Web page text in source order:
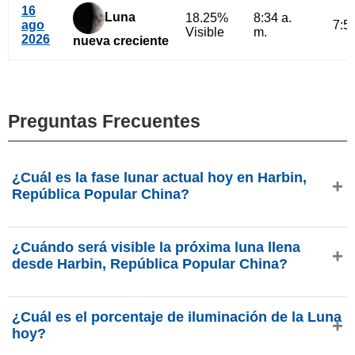
16
ago
2026
Luna
nueva creciente
18.25%
Visible
8:34 a.
m.
Preguntas Frecuentes
¿Cuál es la fase lunar actual hoy en Harbin,
República Popular China?
Popular China, la Luna está en la faseCuarto Menguante
con 44.76% de iluminación, tiene 22.64 días de edad y se
phasesmoon.com.
¿Cuándo será visible la próxima luna llena
desde Harbin, República Popular China?
2026, aproximadamente a las 6:00 p. m. (hora
Asia/Shanghai para Harbin, República Popular China),
¿Cuál es el porcentaje de iluminación de la Luna
hoy?